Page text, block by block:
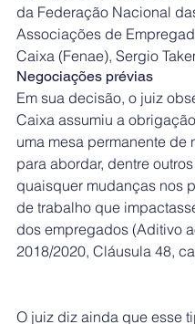
da Federação Nacional
Associações de
Caixa (Fenae), Sergio
Negociações prévias
Em sua decisão, o juiz
Caixa assumiu a
uma mesa permanente de
para abordar, dentre
quaisquer mudanças nos
de trabalho que
dos empregados (Aditivo
2018/2020, Cláusula 48,
O juiz diz ainda que esse